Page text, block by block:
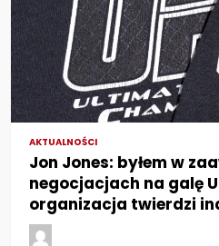
AKTUALNOŚCI
Jon Jones: byłem w
negocjacjach na galę
organizacja twierdzi